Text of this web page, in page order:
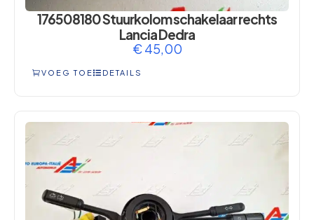
176508180 Stuurkolom schakelaar rechts
Lancia Dedra
€45,00
VOEG TOE DETAILS